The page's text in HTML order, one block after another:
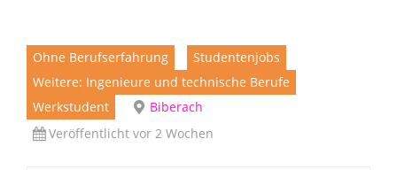
Ohne Berufserfahrung
Studentenjobs
Weitere: Ingenieure und technische Berufe
Werkstudent
Biberach
Veröffentlicht vor 2 Wochen